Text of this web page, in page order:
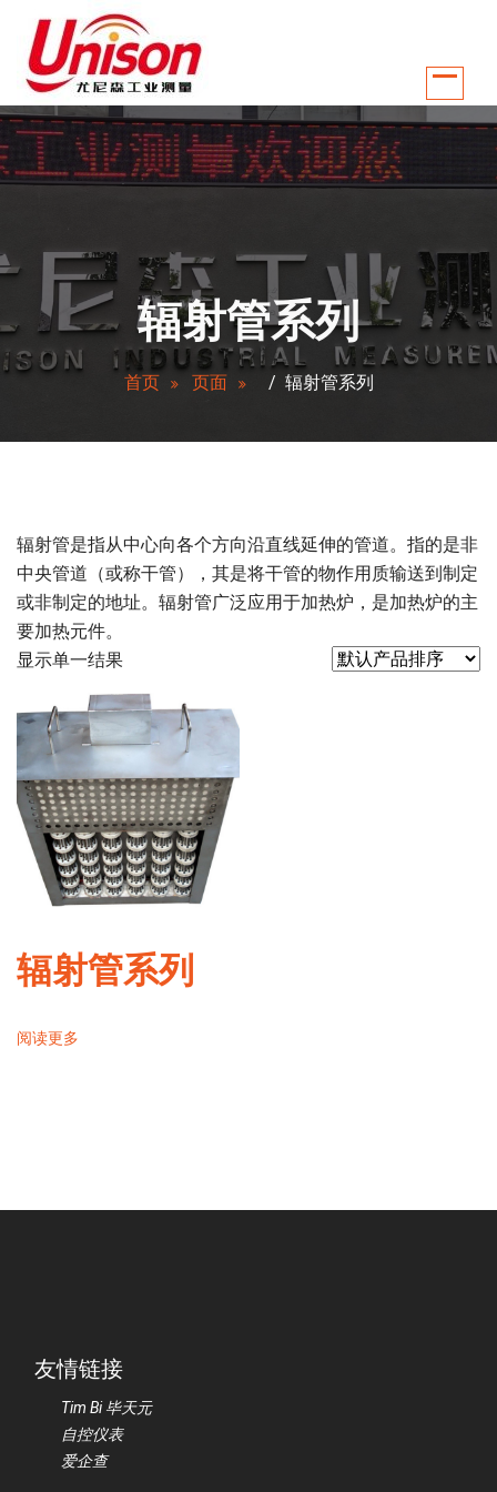
江苏南京尤尼森工业测量控制系统有限公司是国内较早从事温控行业自动
辐射管系列
首页 页面 / 辐射管系列
辐射管是指从中心向各个方向沿直线延伸的管道。指的是非
中央管道（或称干管），其是将干管的物作用质输送到制定
或非制定的地址。辐射管广泛应用于加热炉，是加热炉的主
要加热元件。
显示单一结果
辐射管系列
阅读更多
友情链接
Tim Bi 毕天元
自控仪表
爱企查